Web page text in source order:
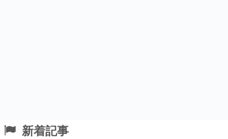
新着記事